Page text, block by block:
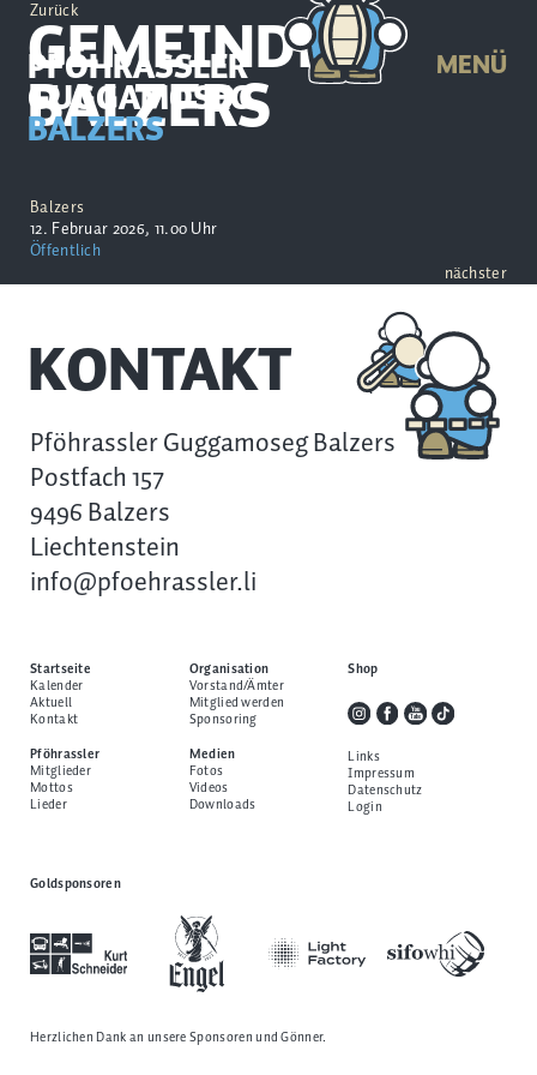
PFÖHRASSLER
GUGGAMOSEG
BALZERS
MENÜ
Zurück
GEMEINDE
BALZERS
Balzers
12. Februar 2026, 11.00 Uhr
Öffentlich
nächster
KONTAKT
Pföhrassler Guggamoseg Balzers
Postfach 157
9496 Balzers
Liechtenstein
info@pfoehrassler.li
Startseite
Kalender
Aktuell
Kontakt
Pföhrassler
Mitglieder
Mottos
Lieder
Organisation
Vorstand/Ämter
Mitglied werden
Sponsoring
Medien
Fotos
Videos
Downloads
Shop
Links
Impressum
Datenschutz
Login
Goldsponsoren
Herzlichen Dank an unsereSponsoren und Gönner.